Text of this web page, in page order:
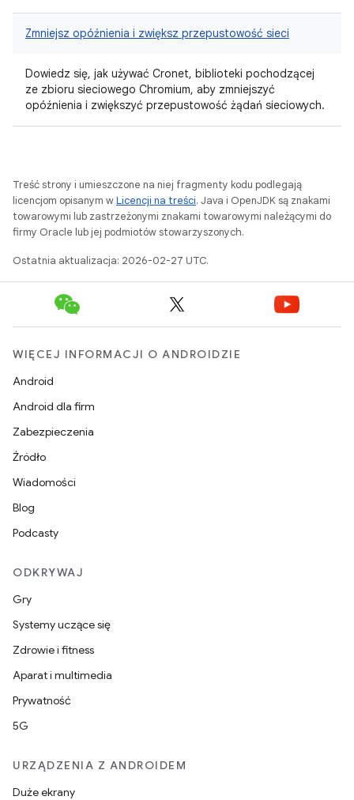
Zmniejsz opóźnienia i zwiększ przepustowość sieci
Dowiedz się, jak używać Cronet, biblioteki pochodzącej
ze zbioru sieciowego Chromium, aby zmniejszyć
opóźnienia i zwiększyć przepustowość żądań sieciowych.
Treść strony i umieszczone na niej fragmenty kodu podlegają
licencjom opisanym wLicencji na treści. Java i OpenJDK są znakami
towarowymi lub zastrzeżonymi znakami towarowymi należącymi do
firmy Oracle lub jej podmiotów stowarzyszonych.
Ostatnia aktualizacja: 2026-02-27 UTC.
WIĘCEJ INFORMACJI O ANDROIDZIE
Android
Android dla firm
Zabezpieczenia
Źródło
Wiadomości
Blog
Podcasty
ODKRYWAJ
Gry
Systemy uczące się
Zdrowie i fitness
Aparat i multimedia
Prywatność
5G
URZĄDZENIA Z ANDROIDEM
Duże ekrany